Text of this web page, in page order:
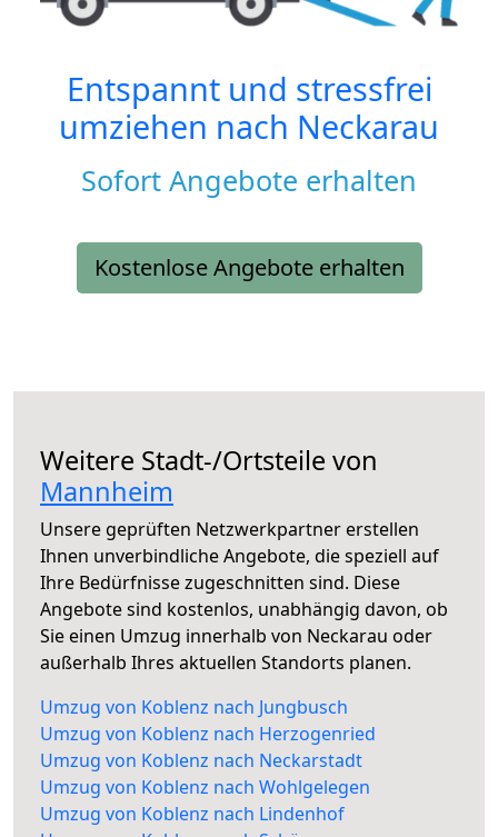
Entspannt und stressfrei
umziehen nach Neckarau
Sofort Angebote erhalten
Kostenlose Angebote erhalten
Weitere Stadt-/Ortsteile von
Mannheim
Unsere geprüften Netzwerkpartner erstellen
Ihnen unverbindliche Angebote, die speziell auf
Ihre Bedürfnisse zugeschnitten sind. Diese
Angebote sind kostenlos, unabhängig davon, ob
Sie einen Umzug innerhalb von Neckarau oder
außerhalb Ihres aktuellen Standorts planen.
Umzug von Koblenz nach Jungbusch
Umzug von Koblenz nach Herzogenried
Umzug von Koblenz nach Neckarstadt
Umzug von Koblenz nach Wohlgelegen
Umzug von Koblenz nach Lindenhof